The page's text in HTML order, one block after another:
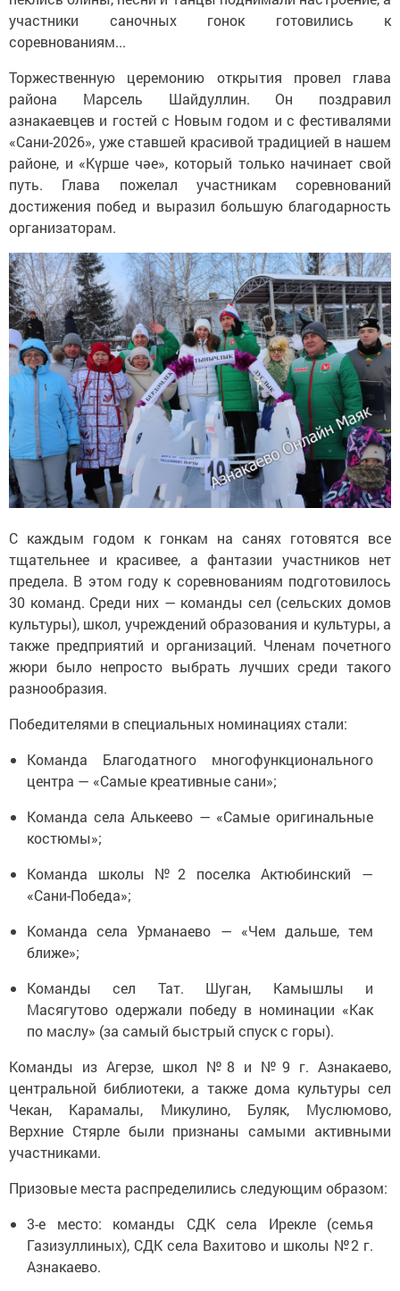
участники саночных гонок готовились к
соревнованиям...
Торжественную церемонию открытия провел глава
района Марсель Шайдуллин. Он поздравил
азнакаевцев и гостей с Новым годом и с фестивалями
«Сани-2026», уже ставшей красивой традицией в нашем
районе, и «Күрше чәе», который только начинает свой
путь. Глава пожелал участникам соревнований
достижения побед и выразил большую благодарность
организаторам.
С каждым годом к гонкам на санях готовятся все
тщательнее и красивее, а фантазии участников нет
предела. В этом году к соревнованиям подготовилось
30 команд. Среди них — команды сел (сельских домов
культуры), школ, учреждений образования и культуры, а
также предприятий и организаций. Членам почетного
жюри было непросто выбрать лучших среди такого
разнообразия.
Победителями в специальных номинациях стали:
Команда Благодатного многофункционального
центра — «Самые креативные сани»;
Команда села Алькеево — «Самые оригинальные
костюмы»;
Команда школы №2 поселка Актюбинский —
«Сани-Победа»;
Команда села Урманаево — «Чем дальше, тем
ближе»;
Команды сел Тат. Шуган, Камышлы и
Масягутово одержали победу в номинации «Как
по маслу» (за самый быстрый спуск с горы).
Команды из Агерзе, школ №8 и №9 г. Азнакаево,
центральной библиотеки, а также дома культуры сел
Чекан, Карамалы, Микулино, Буляк, Муслюмово,
Верхние Стярле были признаны самыми активными
участниками.
Призовые места распределились следующим образом:
3-е место: команды СДК села Ирекле (семья
Газизуллиных), СДК села Вахитово и школы №2 г.
Азнакаево.